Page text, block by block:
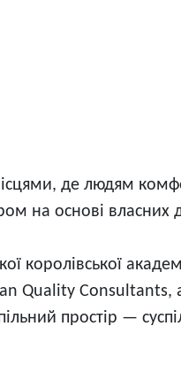
де людям
на основі власних
королівської
Quality Consultants,
простір —